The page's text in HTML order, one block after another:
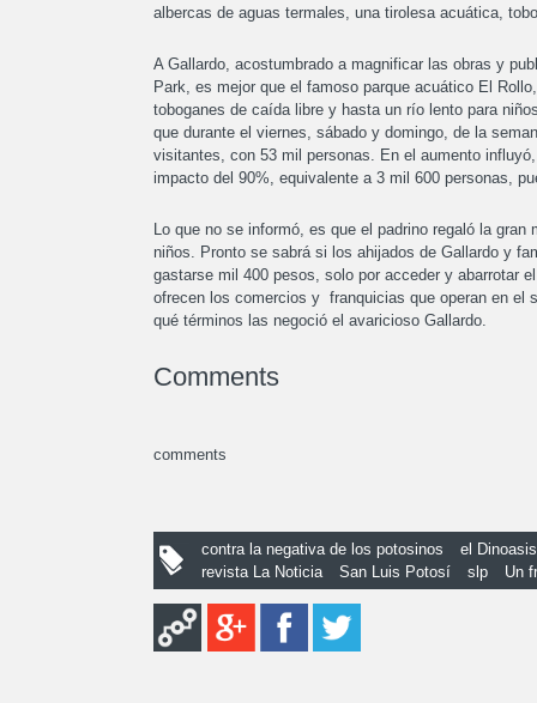
albercas de aguas termales, una tirolesa acuática,
A Gallardo, acostumbrado a magnificar las obras y
Park, es mejor que el famoso parque acuático El
toboganes de caída libre y hasta un río lento para
que durante el viernes, sábado y domingo, de la
visitantes, con 53 mil personas. En el aumento
impacto del 90%, equivalente a 3 mil 600 personas,
Lo que no se informó, es que el padrino regaló la
niños. Pronto se sabrá si los ahijados de Gallardo y
gastarse mil 400 pesos, solo por acceder y abarrotar
ofrecen los comercios y franquicias que operan en el
qué términos las negoció el avaricioso Gallardo.
Comments
comments
contra la negativa de los potosinos
el
revista La Noticia
San Luis Potosí slp Un